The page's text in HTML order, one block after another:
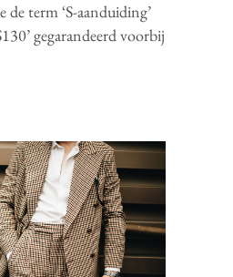
de term ‘S-aanduiding’
gegarandeerd voorbij